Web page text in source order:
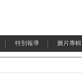
特別報導 圖片專輯